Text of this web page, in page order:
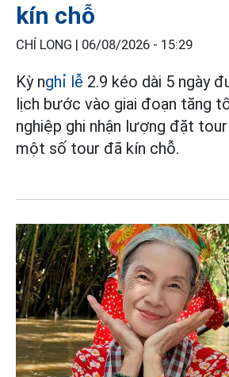
kín chỗ
CHÍ LONG | 06/08/2026 - 15:29
Kỳ nghỉ lễ 2.9 kéo dài 5 ngày
lịch bước vào giai đoạn tăng
nghiệp ghi nhận lượng đặt tour
một số tour đã kín chỗ.